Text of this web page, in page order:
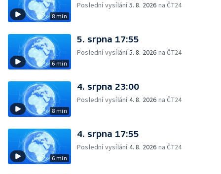
8 min
Poslední vysílání5. 8. 2026 na ČT24
6 min
5. srpna 17:55
Poslední vysílání5. 8. 2026 na ČT24
8 min
4. srpna 23:00
Poslední vysílání4. 8. 2026 na ČT24
6 min
4. srpna 17:55
Poslední vysílání4. 8. 2026 na ČT24